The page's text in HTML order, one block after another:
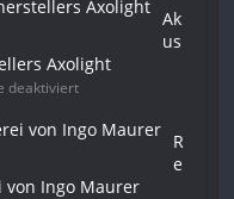
Ak
us
Axolight
deaktiviert
R
e
von Ingo Maurer